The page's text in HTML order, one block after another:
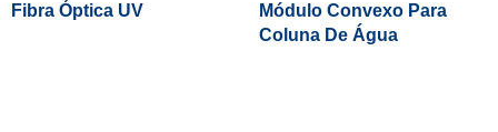
Fibra Óptica UV
Módulo Convexo Para
Coluna De Água